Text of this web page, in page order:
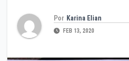
Por Karina Elian
FEB 13, 2020